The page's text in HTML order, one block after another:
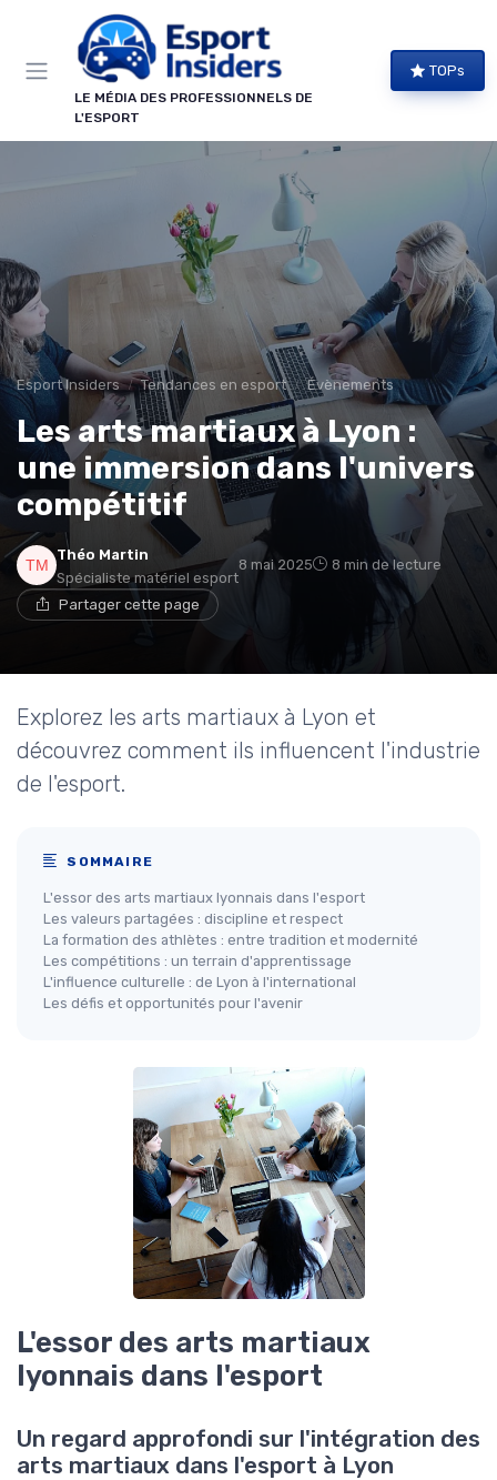
LE MÉDIA DES PROFESSIONNELS DE
L'ESPORT
TOPs
Esport Insiders Tendances en esport Évènements
Les arts martiaux à Lyon :
une immersion dans l'univers
compétitif
Théo Martin
Spécialiste matériel esport
8 mai 2025 8 min de lecture
Partager cette page
Explorez les arts martiaux à Lyon et
découvrez comment ils influencent l'industrie
de l'esport.
SOMMAIRE
L'essor des arts martiaux lyonnais dans l'esport
Les valeurs partagées : discipline et respect
La formation des athlètes : entre tradition et modernité
Les compétitions : un terrain d'apprentissage
L'influence culturelle : de Lyon à l'international
Les défis et opportunités pour l'avenir
L'essor des arts martiaux
lyonnais dans l'esport
Un regard approfondi sur l'intégration des
arts martiaux dans l'esport à Lyon
Panneau de gestion des cookies